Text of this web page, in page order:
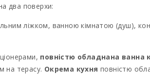
два поверхи:
ліжком, ванною кімнатою (душ),
повністю обладнана ванна
на терасу. Окрема кухня повністю